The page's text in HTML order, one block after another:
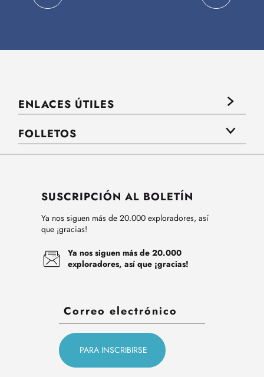
ENLACES ÚTILES
FOLLETOS
SUSCRIPCIÓN AL BOLETÍN
Ya nos siguen más de 20.000 exploradores, así
que ¡gracias!
Ya nos siguen más de 20.000
exploradores, así que ¡gracias!